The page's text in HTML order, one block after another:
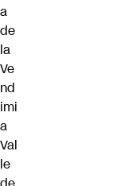
a
de
la
Ve
nd
imi
a
Val
le